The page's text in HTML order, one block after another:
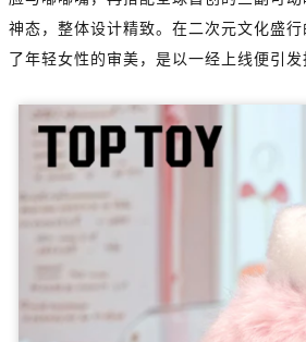
神态，整体设计精致。在二次元文化盛
了年轻女性的审美，是以一经上线便引发